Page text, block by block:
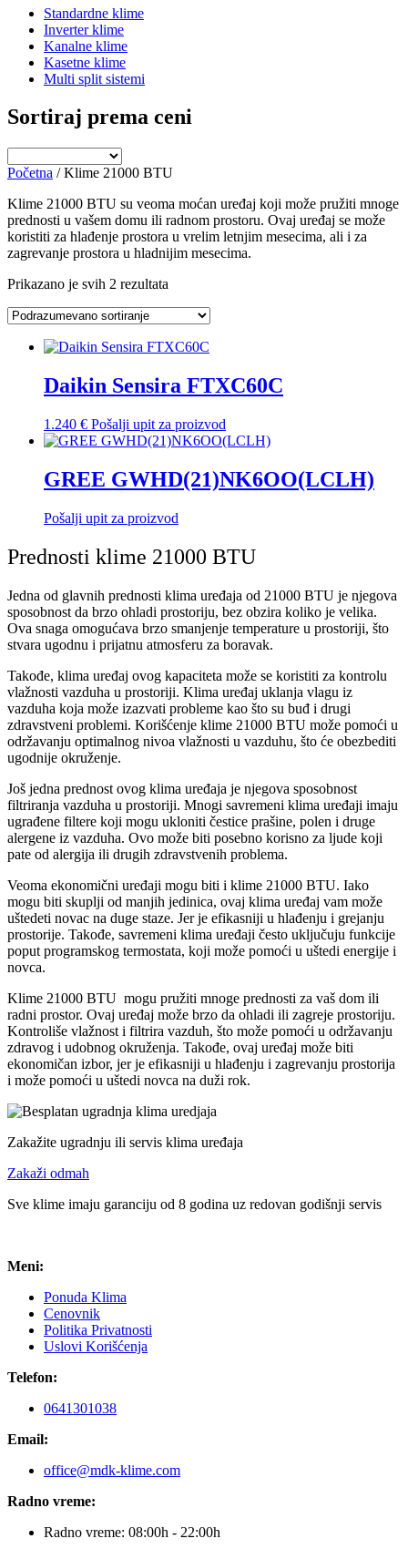
Standardne klime
Inverter klime
Kanalne klime
Kasetne klime
Multi split sistemi
Sortiraj prema ceni
Početna / Klime 21000 BTU
Klime 21000 BTU su veoma moćan uređaj koji može pružiti mnoge
prednosti u vašem domu ili radnom prostoru. Ovaj uređaj se može
koristiti za hlađenje prostora u vrelim letnjim mesecima, ali i za
zagrevanje prostora u hladnijim mesecima.
Prikazano je svih 2 rezultata
Daikin Sensira FTXC60C
1.240 € Pošalji upit za proizvod
GREE GWHD(21)NK6OO(LCLH)
Pošalji upit za proizvod
Prednosti klime 21000 BTU
Jedna od glavnih prednosti klima uređaja od 21000 BTU je njegova
sposobnost da brzo ohladi prostoriju, bez obzira koliko je velika.
Ova snaga omogućava brzo smanjenje temperature u prostoriji, što
stvara ugodnu i prijatnu atmosferu za boravak.
Takođe, klima uređaj ovog kapaciteta može se koristiti za kontrolu
vlažnosti vazduha u prostoriji. Klima uređaj uklanja vlagu iz
vazduha koja može izazvati probleme kao što su buđ i drugi
zdravstveni problemi. Korišćenje klime 21000 BTU može pomoći u
održavanju optimalnog nivoa vlažnosti u vazduhu, što će obezbediti
ugodnije okruženje.
Još jedna prednost ovog klima uređaja je njegova sposobnost
filtriranja vazduha u prostoriji. Mnogi savremeni klima uređaji imaju
ugrađene filtere koji mogu ukloniti čestice prašine, polen i druge
alergene iz vazduha. Ovo može biti posebno korisno za ljude koji
pate od alergija ili drugih zdravstvenih problema.
Veoma ekonomični uređaji mogu biti i klime 21000 BTU. Iako
mogu biti skuplji od manjih jedinica, ovaj klima uređaj vam može
uštedeti novac na duge staze. Jer je efikasniji u hlađenju i grejanju
prostorije. Takođe, savremeni klima uređaji često uključuju funkcije
poput programskog termostata, koji može pomoći u uštedi energije i
novca.
Klime 21000 BTU mogu pružiti mnoge prednosti za vaš dom ili
radni prostor. Ovaj uređaj može brzo da ohladi ili zagreje prostoriju.
Kontroliše vlažnost i filtrira vazduh, što može pomoći u održavanju
zdravog i udobnog okruženja. Takođe, ovaj uređaj može biti
ekonomičan izbor, jer je efikasniji u hlađenju i zagrevanju prostorija
i može pomoći u uštedi novca na duži rok.
Zakažite ugradnju ili servis klima uređaja
Zakaži odmah
Sve klime imaju garanciju od 8 godina uz redovan godišnji servis
Meni:
Ponuda Klima
Cenovnik
Politika Privatnosti
Uslovi Korišćenja
Telefon:
0641301038
Email:
office@mdk-klime.com
Radno vreme:
Radno vreme: 08:00h - 22:00h